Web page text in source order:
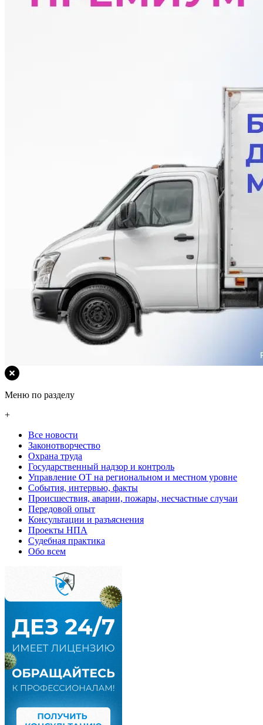
Меню по разделу
+
Все новости
Законотворчество
Охрана труда
Государственный надзор и контроль
Управление ОТ на региональном и местном уровне
События, интервью, факты
Происшествия, аварии, пожары, несчастные случаи
Передовой опыт
Консультации и разъяснения
Проекты НПА
Судебная практика
Обо всем